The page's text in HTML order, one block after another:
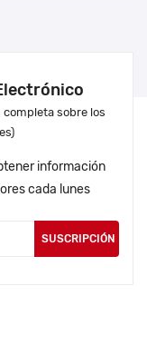
sobre los
información
cada lunes
SUSCRIPCIÓN